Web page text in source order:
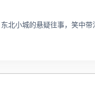
北小城的悬疑往事，笑中带